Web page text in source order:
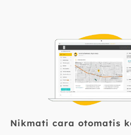
ketat, Liveness
ditambahkan
1.500/karyawan/bulan.
Nikmati cara otomatis